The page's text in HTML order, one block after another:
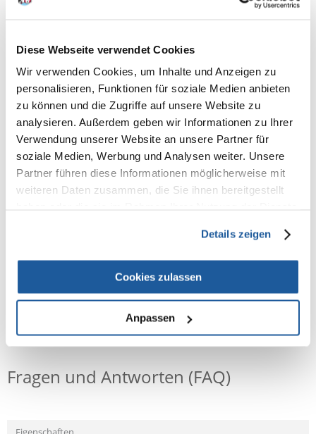
Diese Webseite verwendet Cookies
Wir verwenden Cookies, um Inhalte und Anzeigen zu
personalisieren, Funktionen für soziale Medien anbieten
zu können und die Zugriffe auf unsere Website zu
analysieren. Außerdem geben wir Informationen zu Ihrer
Verwendung unserer Website an unsere Partner für
soziale Medien, Werbung und Analysen weiter. Unsere
Partner führen diese Informationen möglicherweise mit
weiteren Daten zusammen, die Sie ihnen bereitgestellt
Details zeigen
Cookies zulassen
Anpassen
Die maßgeschneiderte EUKANUBA Futterrezeptur für ausgewachsene
Fettsäuren verhilft dieses Trockenfutter Ihrem Hund zu einer gesunden
Haut und einem glänzenden Fell und mit seinen hochwertigen
tierischen Proteinen zu kräftigen, schlanken Muskeln.
Zudem sorgt unsere schmackhafte Rezeptur durch das einzigartige
DentaDefense Zahnpflegesystem für saubere und gesunde Zähne. Die
von Ernährungswissenschaftlern entwickelten, von Tierärzten
empfohlenen und von Spitzenzüchtern anerkannten EUKANUBA
Rezepturen versorgen Ihren Hund mit allem, was er für ein langes und
gesundes Leben braucht.
Zutaten:
Huhn und Pute getrocknet, Lachs (14 %), Reis (14 %), Mais, Hirse, Gerste,
Natriumhexametaphosphat, Fructooligosaccharide (0,26 %),
Fragen und Antworten (FAQ)